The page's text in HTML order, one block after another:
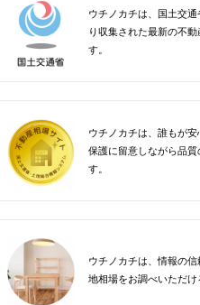
ウチノカチは、国土交
り収集された最新の不
す。
ウチノカチは、誰もが
保護に留意しながら品
す。
ウチノカチは、情報の
地相場をお調べいただけ